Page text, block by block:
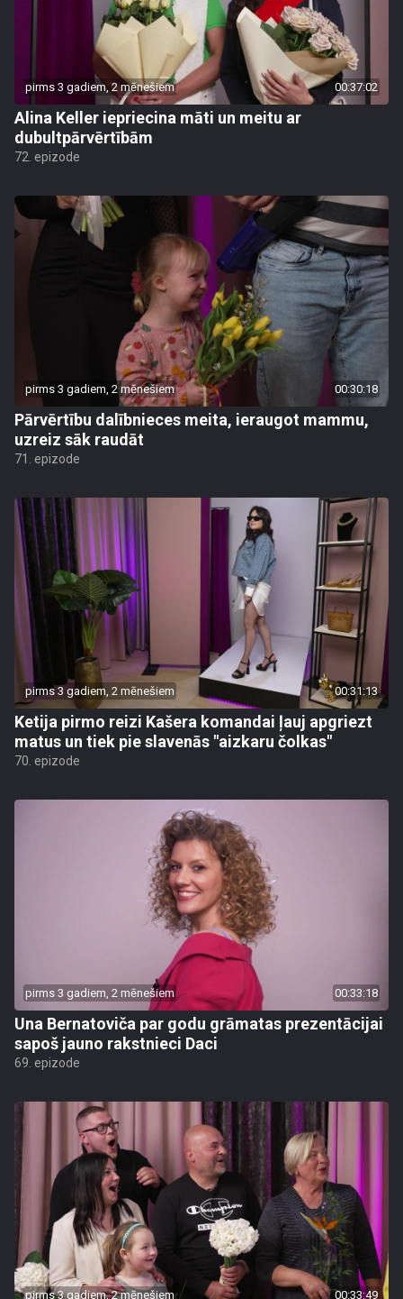
pirms 3 gadiem, 2 mēnešiem 00:37:02
Alina Keller iepriecina māti un meitu ar
dubultpārvērtībām
72. epizode
pirms 3 gadiem, 2 mēnešiem 00:30:18
Pārvērtību dalībnieces meita, ieraugot mammu,
uzreiz sāk raudāt
71. epizode
pirms 3 gadiem, 2 mēnešiem 00:31:13
Ketija pirmo reizi Kašera komandai ļauj apgriezt
matus un tiek pie slavenās "aizkaru čolkas"
70. epizode
pirms 3 gadiem, 2 mēnešiem 00:33:18
Una Bernatoviča par godu grāmatas prezentācijai
sapoš jauno rakstnieci Daci
69. epizode
pirms 3 gadiem, 2 mēnešiem 00:33:49